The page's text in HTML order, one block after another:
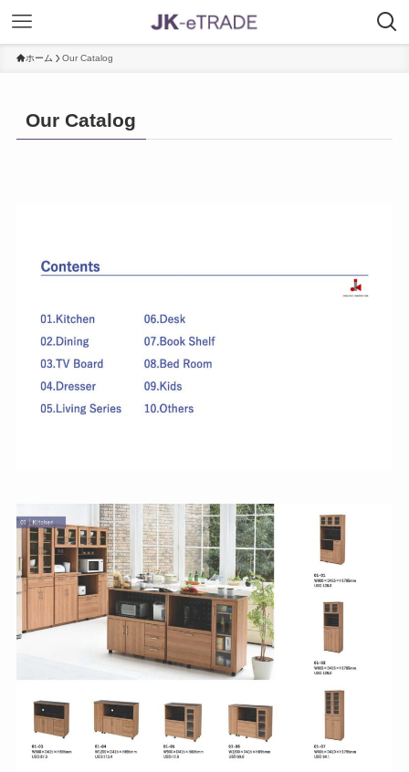
ホーム Our Catalog
Our Catalog